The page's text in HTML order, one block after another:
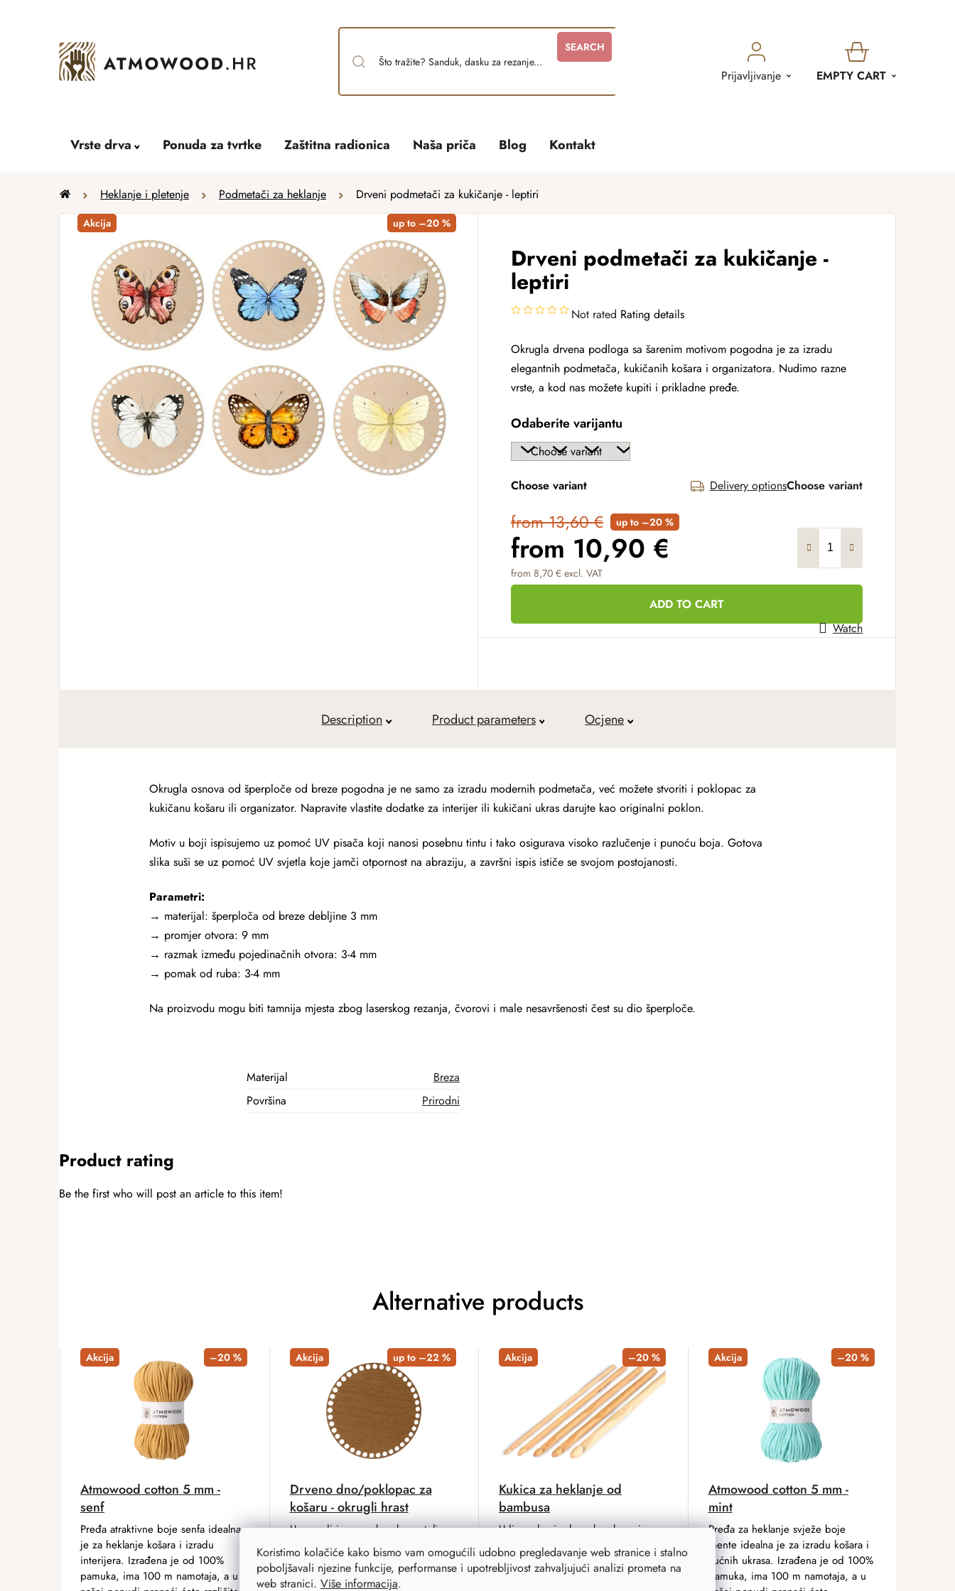
Koristimo kolačiće kako bismo vam omogućili udobno pregledavanje web stranice i stalno
poboljšavali njezine funkcije, performanse i upotrebljivost zahvaljujući analizi prometa na
web stranici. Više informacija.
SEARCH
Prijavljivanje
SHOPPING
EMPTY CART
Vrste drva Ponuda za tvrtke Zaštitna radionica Naša priča Blog Kontakt
Home Heklanje i pletenje Podmetači za heklanje Drveni podmetači za kukičanje - leptiri
Drveni podmetači za kukičanje -
leptiri
Not rated Rating details
Okrugla drvena podloga sa šarenim motivom pogodna je za izradu
elegantnih podmetača, kukičanih košara i organizatora. Nudimo razne
vrste, a kod nas možete kupiti i prikladne pređe.
Odaberite varijantu
Choose variant Delivery optionsChoose variant
from 13,60 € up to –20 %
from 10,90 €
from 8,70 € excl. VAT
ADD TO CART
Watch
Akcija up to –20 %
Description Product parameters Ocjene
Okrugla osnova od šperploče od breze pogodna je ne samo za izradu modernih podmetača, već možete stvoriti i poklopac za
kukičanu košaru ili organizator. Napravite vlastite dodatke za interijer ili kukičani ukras darujte kao originalni poklon.
Motiv u boji ispisujemo uz pomoć UV pisača koji nanosi posebnu tintu i tako osigurava visoko razlučenje i punoću boja. Gotova
slika suši se uz pomoć UV svjetla koje jamči otpornost na abraziju, a završni ispis ističe se svojom postojanosti.
Parametri:
→ materijal: šperploča od breze debljine 3 mm
→ promjer otvora: 9 mm
→ razmak između pojedinačnih otvora: 3-4 mm
→ pomak od ruba: 3-4 mm
Na proizvodu mogu biti tamnija mjesta zbog laserskog rezanja, čvorovi i male nesavršenosti čest su dio šperploče.
Materijal
Breza
Površina
Prirodni
Product rating
Be the first who will post an article to this item!
Alternative products
Akcija –20 %
Atmowood cotton 5 mm -
senf
Pređa atraktivne boje senfa idealna
je za heklanje košara i izradu
interijera. Izrađena je od 100%
pamuka, ima 100 m namotaja, a u
Akcija up to –22 %
Drveno dno/poklopac za
košaru - okrugli hrast
U ponudi imamo okruglo postolje
za košaru s drvenim dekorom hrasta
zlatne boje, debljine 3 mm s
rupama promjera 9 mm, u raznim
Akcija –20 %
Kukica za heklanje od
bambusa
Udica od prirodnog bambusa ima
malu težinu i savršeno leži u ruci.
Izrada heklanih košarica, ukrasa i
modnih dodataka bit će doslovno
Akcija –20 %
Atmowood cotton 5 mm -
mint
Pređa za heklanje svježe boje
mente idealna je za izradu košara i
kućnih ukrasa. Izrađena je od 100%
pamuka, ima 100 m namotaja, a u